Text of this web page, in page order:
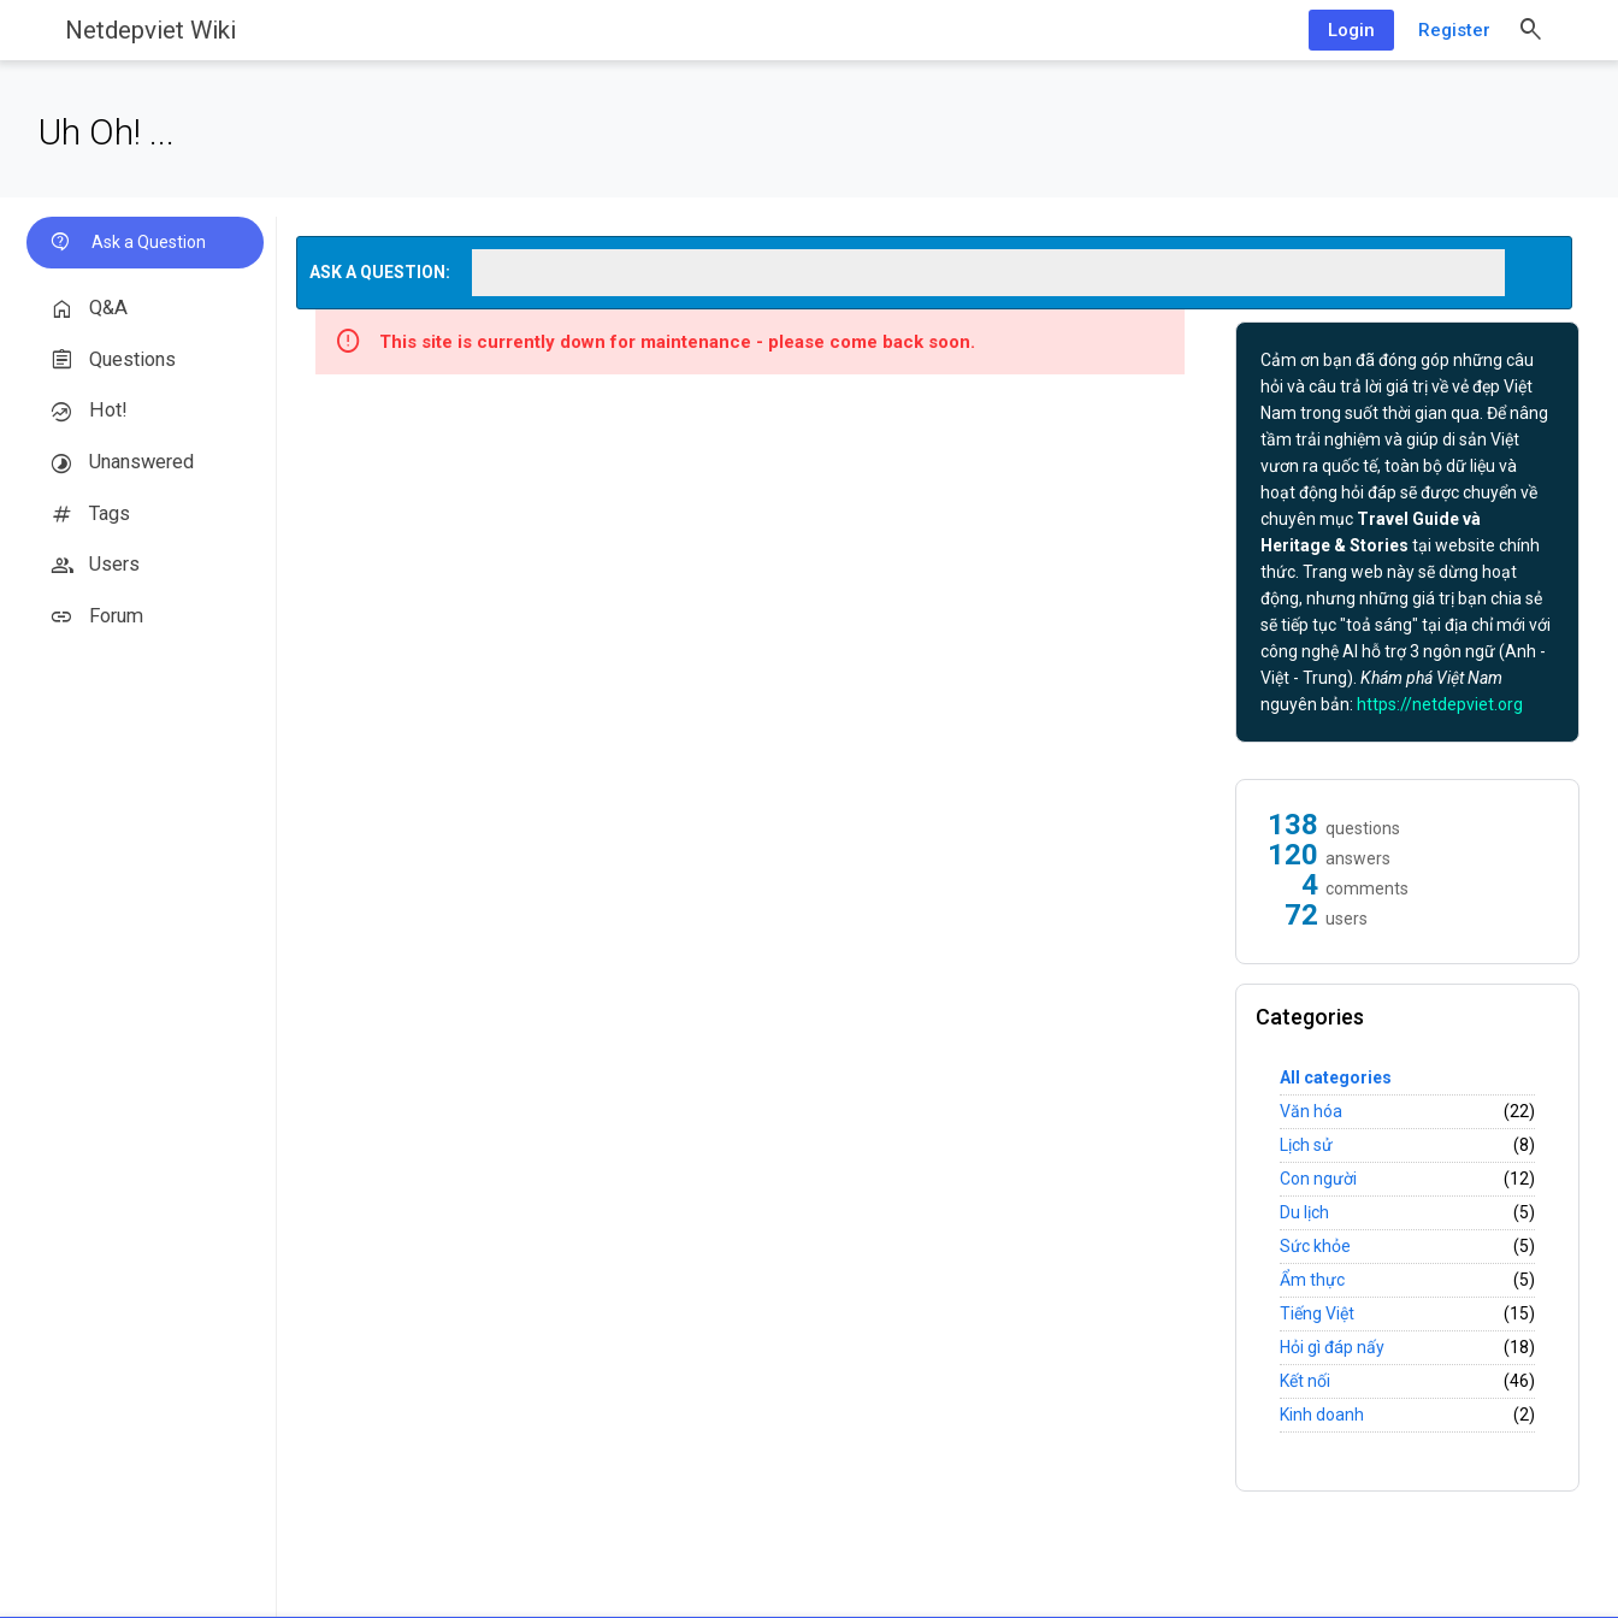
Netdepviet Wiki Login Register
Uh Oh! ...
Ask a Question
Q&A
Questions
Hot!
Unanswered
Tags
Users
Forum
ASK A QUESTION:
This site is currently down for maintenance - please come back soon.
Cảm ơn bạn đã đóng góp những câu
hỏi và câu trả lời giá trị về vẻ đẹp Việt
Nam trong suốt thời gian qua. Để nâng
tầm trải nghiệm và giúp di sản Việt
vươn ra quốc tế, toàn bộ dữ liệu và
hoạt động hỏi đáp sẽ được chuyển về
chuyên mục Travel Guide và
Heritage & Storiestại website chính
thức. Trang web này sẽ dừng hoạt
động, nhưng những giá trị bạn chia sẻ
sẽ tiếp tục "toả sáng" tại địa chỉ mới với
công nghệ AI hỗ trợ 3 ngôn ngữ (Anh -
Việt - Trung).Khám phá Việt Nam
nguyên bản: https://netdepviet.org
138 questions
120 answers
4 comments
72 users
Categories
All categories
Văn hóa
(22)
Lịch sử
(8)
Con người
(12)
Du lịch
(5)
Sức khỏe
(5)
Ẩm thực
(5)
Tiếng Việt
(15)
Hỏi gì đáp nấy
(18)
Kết nối
(46)
Kinh doanh
(2)